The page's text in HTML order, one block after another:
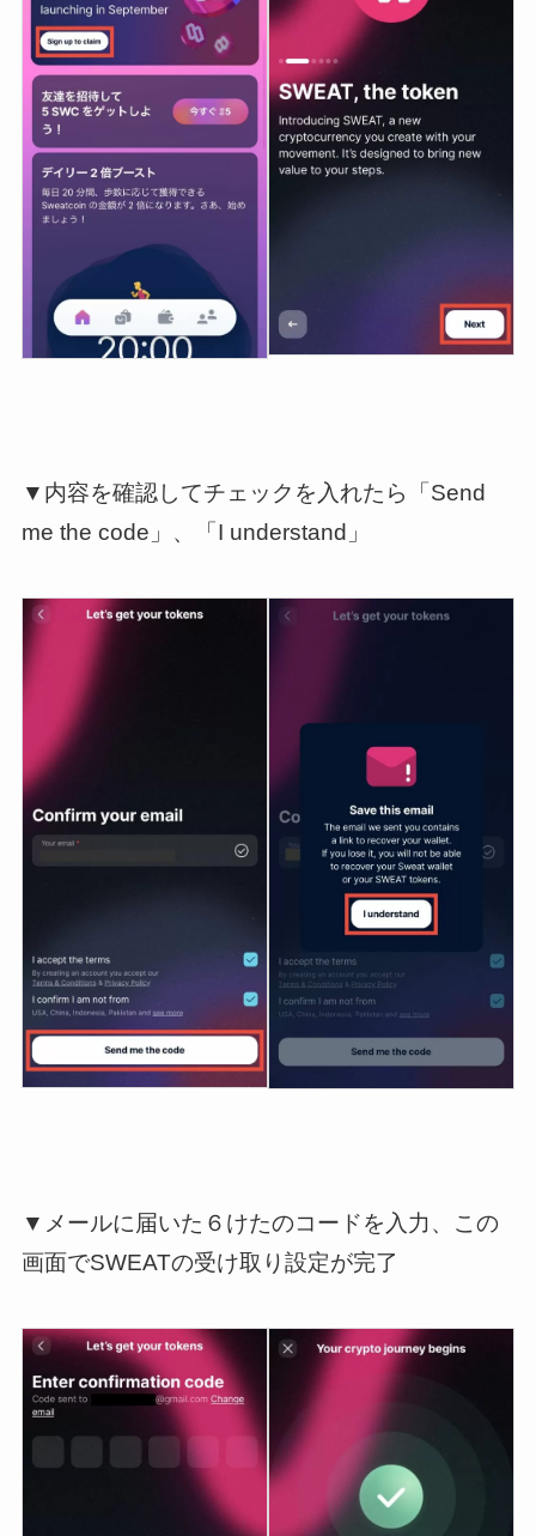
▼内容を確認してチェックを入れたら「Send
me the code」、「I understand」
▼メールに届いた６けたのコードを入力、この
画面でSWEATの受け取り設定が完了